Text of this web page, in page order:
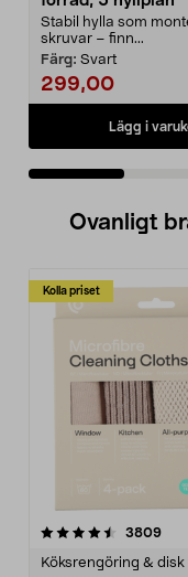
Stabil hylla som
skruvar – finn...
Färg: Svart
299,00
Lägg i
Ovanligt
Kolla priset
3809
Köksrengöring & disk
4.0av 5 stjärnor